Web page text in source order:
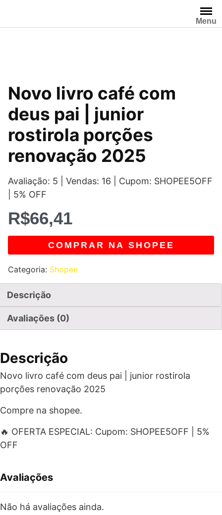
o
Menu
Novo livro café com
deus pai | junior
rostirola porções
renovação 2025
Avaliação: 5 | Vendas: 16 | Cupom: SHOPEE5OFF
| 5% OFF
R$66,41
COMPRAR NA SHOPEE
Categoria: Shopee
Descrição
Avaliações (0)
Descrição
Novo livro café com deus pai | junior rostirola
porções renovação 2025
Compre na shopee.
🔥 OFERTA ESPECIAL: Cupom: SHOPEE5OFF | 5%
OFF
Avaliações
Não há avaliações ainda.